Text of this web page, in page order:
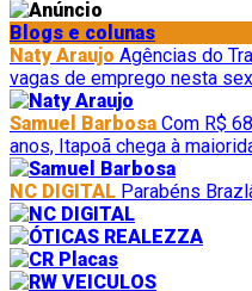
Blogs e colunas
Naty Araujo Agências do
vagas de emprego nesta
Samuel Barbosa Com R$
anos, Itapoã chega à
NC DIGITAL Parabéns